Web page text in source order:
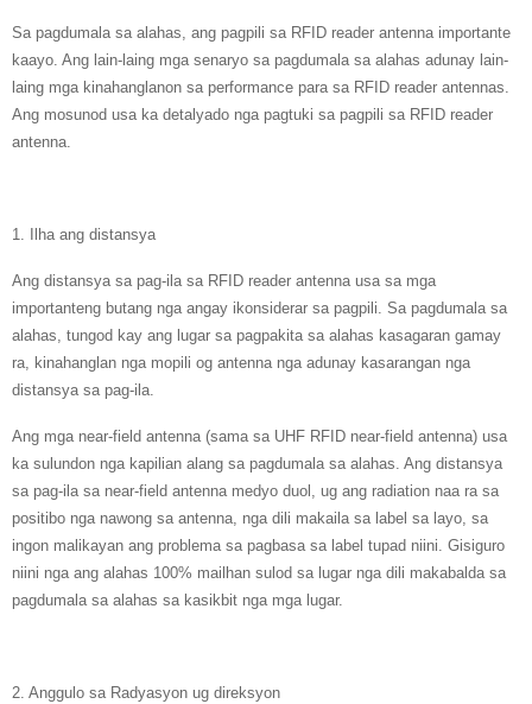
Sa pagdumala sa alahas, ang pagpili sa RFID reader antenna importante
kaayo. Ang lain-laing mga senaryo sa pagdumala sa alahas adunay lain-
laing mga kinahanglanon sa performance para sa RFID reader antennas.
Ang mosunod usa ka detalyado nga pagtuki sa pagpili sa RFID reader
antenna.
1. Ilha ang distansya
Ang distansya sa pag-ila sa RFID reader antenna usa sa mga
importanteng butang nga angay ikonsiderar sa pagpili. Sa pagdumala sa
alahas, tungod kay ang lugar sa pagpakita sa alahas kasagaran gamay
ra, kinahanglan nga mopili og antenna nga adunay kasarangan nga
distansya sa pag-ila.
Ang mga near-field antenna (sama sa UHF RFID near-field antenna) usa
ka sulundon nga kapilian alang sa pagdumala sa alahas. Ang distansya
sa pag-ila sa near-field antenna medyo duol, ug ang radiation naa ra sa
positibo nga nawong sa antenna, nga dili makaila sa label sa layo, sa
ingon malikayan ang problema sa pagbasa sa label tupad niini. Gisiguro
niini nga ang alahas 100% mailhan sulod sa lugar nga dili makabalda sa
pagdumala sa alahas sa kasikbit nga mga lugar.
2. Anggulo sa Radyasyon ug direksyon